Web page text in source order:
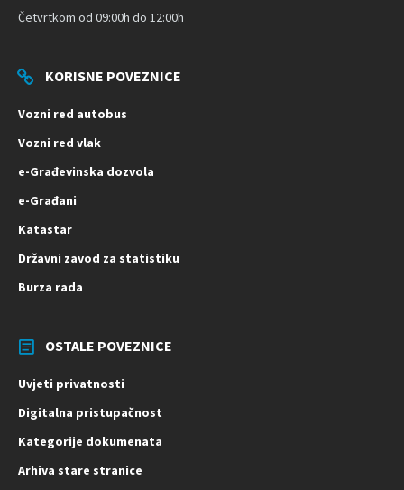
Četvrtkom od 09:00h do 12:00h
KORISNE POVEZNICE
Vozni red autobus
Vozni red vlak
e-Građevinska dozvola
e-Građani
Katastar
Državni zavod za statistiku
Burza rada
OSTALE POVEZNICE
Uvjeti privatnosti
Digitalna pristupačnost
Kategorije dokumenata
Arhiva stare stranice